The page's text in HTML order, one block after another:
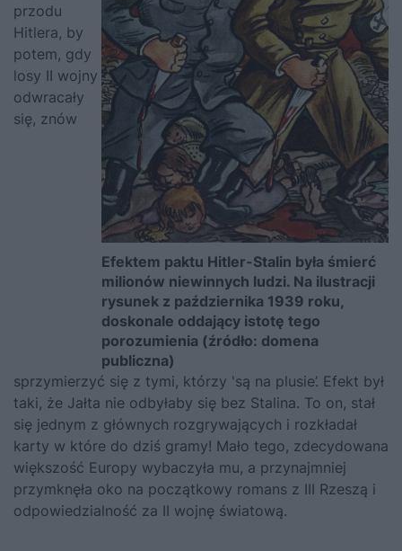
Efektem paktu Hitler-Stalin była śmierć
milionów niewinnych ludzi. Na ilustracji
rysunek z października 1939 roku,
doskonale oddający istotę tego
porozumienia (źródło: domena
publiczna)
przodu
Hitlera, by
potem, gdy
losy II wojny
odwracały
się, znów
sprzymierzyć się z tymi, którzy 'są na plusie’. Efekt był
taki, że Jałta nie odbyłaby się bez Stalina. To on, stał
się jednym z głównych rozgrywających i rozkładał
karty w które do dziś gramy! Mało tego, zdecydowana
większość Europy wybaczyła mu, a przynajmniej
przymknęła oko na początkowy romans z III Rzeszą i
odpowiedzialność za II wojnę światową.